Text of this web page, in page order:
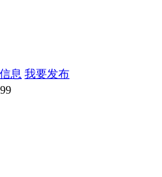
息 我要发布